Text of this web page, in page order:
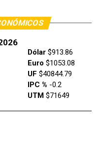
Dólar$913.86
Euro $1053.08
UF $40844.79
IPC % -0.2
UTM$71649